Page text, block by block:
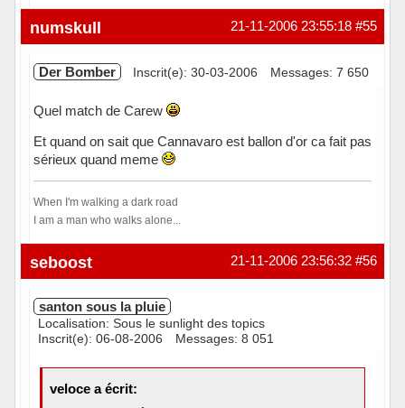
Hors ligne #55
21-11-2006 23:55:18
numskull
Der Bomber Inscrit(e): 30-03-2006 Messages: 7 650
Quel match de Carew
Et quand on sait que Cannavaro est ballon d'or ca fait pas
sérieux quand meme
When I'm walking a dark road
I am a man who walks alone...
Hors ligne #56
21-11-2006 23:56:32
seboost
santon sous la pluie
Localisation: Sous le sunlight des topics
Inscrit(e): 06-08-2006
Messages: 8 051
veloce a écrit: